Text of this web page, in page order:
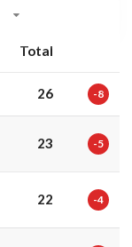
Total
26 -8
23 -5
22 -4